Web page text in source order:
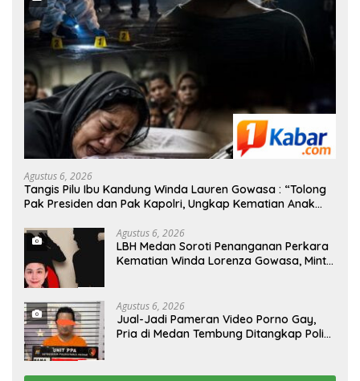
Agustus 6, 2026
Tangis Pilu Ibu Kandung Winda Lauren Gowasa : “Tolong
Pak Presiden dan Pak Kapolri, Ungkap Kematian Anak
Agustus 6, 2026
‎LBH Medan Soroti Penanganan Perkara
Kematian Winda Lorenza Gowasa, Minta
Agustus 6, 2026
Jual-Jadi Pameran Video Porno Gay,
Pria di Medan Tembung Ditangkap Polisi